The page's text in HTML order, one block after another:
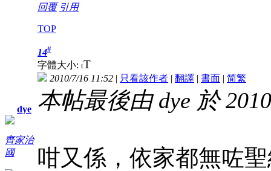
回覆 引用
TOP
dye
齊家治
國
14#
字體大小: tT
2010/7/16 11:52 | 只看該作者 | 翻譯 | 書面 | 简繁
本帖最後由 dye 於
咁又係，依家都無咗